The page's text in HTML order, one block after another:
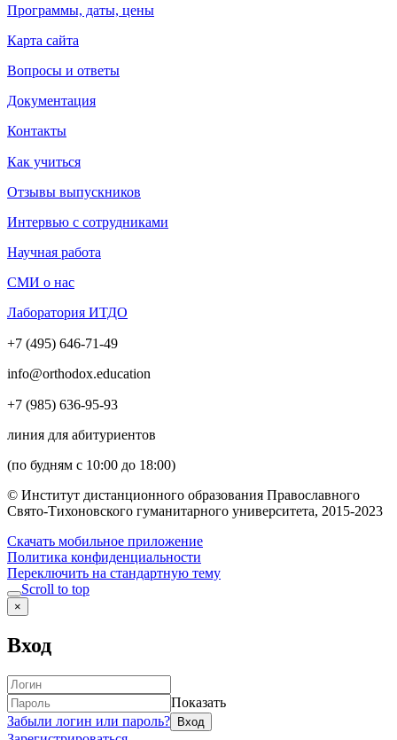
Программы, даты, цены
Карта сайта
Вопросы и ответы
Документация
Контакты
Как учиться
Отзывы выпускников
Интервью с сотрудниками
Научная работа
СМИ о нас
Лаборатория ИТДО
+7 (495) 646-71-49
info@orthodox.education
+7 (985) 636-95-93
линия для абитуриентов
(по будням с 10:00 до 18:00)
© Институт дистанционного образования Православного
Свято-Тихоновского гуманитарного университета, 2015-2023
Скачать мобильное приложение
Политика конфиденциальности
Переключить на стандартную тему
Scroll to top
×
Вход
Показать
Забыли логин или пароль?